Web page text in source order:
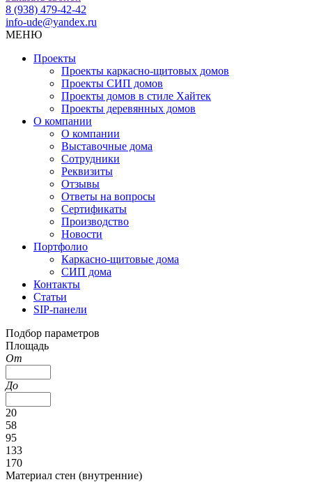
8 (938) 479-42-42
info-ude@yandex.ru
МЕНЮ
Проекты
Проекты каркасно-щитовых домов
Проекты СИП домов
Проекты домов в стиле Хайтек
Проекты деревянных домов
О компании
О компании
Выставочные дома
Сотрудники
Реквизиты
Отзывы
Ответы на вопросы
Сертификаты
Производство
Новости
Портфолио
Каркасно-щитовые дома
СИП дома
Контакты
Статьи
SIP-панели
Подбор параметров
Площадь
От
До
20
58
95
133
170
Материал стен (внутренние)